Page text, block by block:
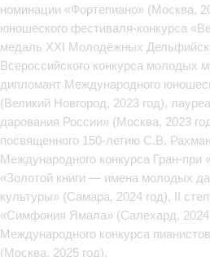
номинации «Фортепиано» (Москва,
юношеского фестиваля-конкурса
медаль XXI Молодёжных
Всероссийского конкурса молодых
дипломант Международного
(Великий Новгород, 2023 год),
дарования России» (Москва, 2023
посвященного 150-летию С.В.
Международного конкурса Гран-при
«Золотой книги — имена молодых
культуры» (Самара, 2024 год), II
«Симфония Ямала» (Салехард, 2024
Международного конкурса
(Москва, 2025 год).